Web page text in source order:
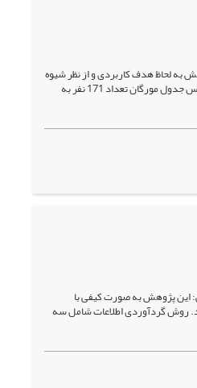
این پژوهش به لحاظ هدف کاربردی و از نظر شیوه
گردآوری داده‌ها توصیفی-پیمایشی بود. جامعه آماری شامل تمامی کارشناسان فدراسیون‌های ورزشی جمهوری اسلامی به تعداد320 نفر بود و بر اساس جدول مورگان تعداد 171 نفر به
این پژوهش به صورت کیفی با
انجام شد. جامعه آماری شامل دو بخش جامعه انسانی (31 نفر) و جامعه اطلاعاتی (37 نسخه) بود. روش گردآوردی اطلاعات شامل سه